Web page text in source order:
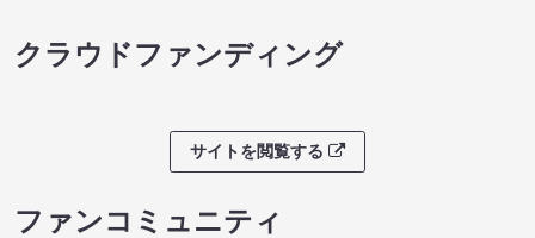
クラウドファンディング
サイトを閲覧する
ファンコミュニティ